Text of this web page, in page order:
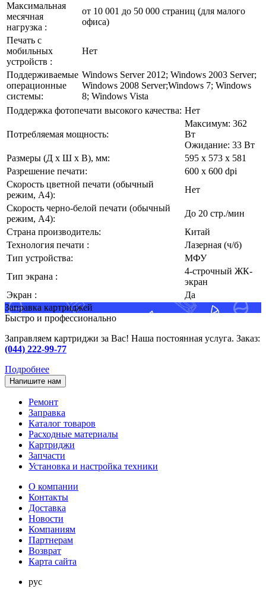
Максимальная
месячная
нагрузка :
от 10 001 до 50 000 страниц (для малого
офиса)
Печать с
мобильных
устройств :
Нет
Поддерживаемые
операционные
системы:
Windows Server 2012; Windows 2003 Server;
Windows 2008 Server;Windows 7; Windows
8; Windows Vista
Поддержка фотопечати высокого качества: Нет
Потребляемая мощность:
Максимум: 362
Вт
Ожидание: 33 Вт
Размеры (Д х Ш х В), мм:
595 х 573 х 581
Разрешение печати:
600 x 600 dpi
Скорость цветной печати (обычный
режим, A4):
Нет
Скорость черно-белой печати (обычный
режим, A4):
До 20 стр./мин
Страна производитель:
Китай
Технология печати :
Лазерная (ч/б)
Тип устройства:
МФУ
Тип экрана :
4-строчный ЖК-
экран
Экран :
Да
Заправка картриджей
Быстро и профессионально
Заправляем картриджи за Вас! Наша постоянная услуга. Заказ:
(044) 222-99-77
Подробнее
Напишите нам
Ремонт
Заправка
Каталог товаров
Расходные материалы
Картриджи
Запчасти
Установка и настройка техники
О компании
Контакты
Доставка
Новости
Компаниям
Партнерам
Возврат
Карта сайта
рус